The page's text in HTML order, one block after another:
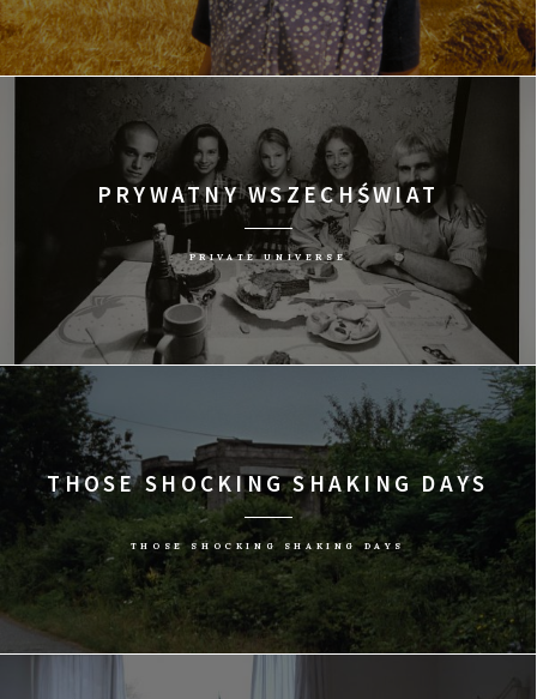
PRYWATNY WSZECHŚWIAT
PRIVATE UNIVERSE
THOSE SHOCKING SHAKING DAYS
THOSE SHOCKING SHAKING DAYS